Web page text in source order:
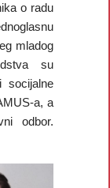
o radu
mladog
su
socijalne
a, a
odbor.